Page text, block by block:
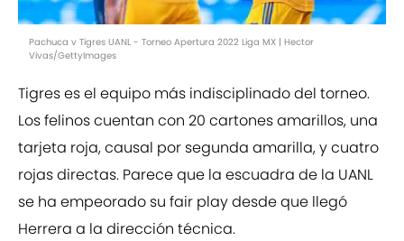
Pachuca v Tigres UANL - Torneo Apertura 2022 Liga MX | Hector
Vivas/GettyImages
Tigres es el equipo más indisciplinado del torneo.
Los felinos cuentan con 20 cartones amarillos, una
tarjeta roja, causal por segunda amarilla, y cuatro
rojas directas. Parece que la escuadra de la UANL
se ha empeorado su fair play desde que llegó
Herrera a la dirección técnica.